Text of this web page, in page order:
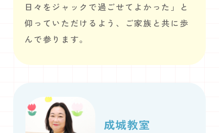
日々をジャックで過ごせてよかった」と
仰っていただけるよう、ご家族と共に歩
んで参ります。
成城教室